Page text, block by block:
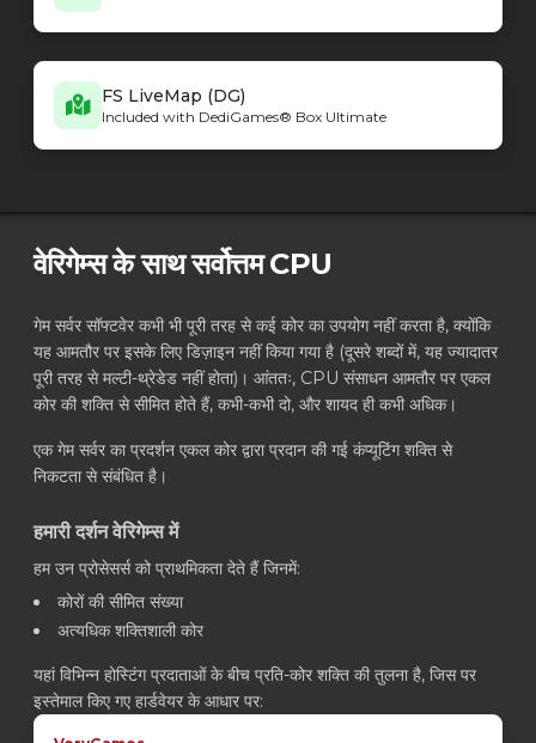
FS LiveMap (DG)
Included with DediGames® Box Ultimate
वेरिगेम्स के साथ सर्वोत्तम CPU
गेम सर्वर सॉफ्टवेर कभी भी पूरी तरह से कई कोर का उपयोग नहीं करता है, क्योंकि
यह आमतौर पर इसके लिए डिज़ाइन नहीं किया गया है (दूसरे शब्दों में, यह ज्यादातर
पूरी तरह से मल्टी-थ्रेडेड नहीं होता)। आंततः, CPU संसाधन आमतौर पर एकल
कोर की शक्ति से सीमित होते हैं, कभी-कभी दो, और शायद ही कभी अधिक।
एक गेम सर्वर का प्रदर्शन एकल कोर द्वारा प्रदान की गई कंप्यूटिंग शक्ति से
निकटता से संबंधित है।
हमारी दर्शन वेरिगेम्स में
हम उन प्रोसेसर्स को प्राथमिकता देते हैं जिनमें:
कोरों की सीमित संख्या
अत्यधिक शक्तिशाली कोर
यहां विभिन्न होस्टिंग प्रदाताओं के बीच प्रति-कोर शक्ति की तुलना है, जिस पर
इस्तेमाल किए गए हार्डवेयर के आधार पर: